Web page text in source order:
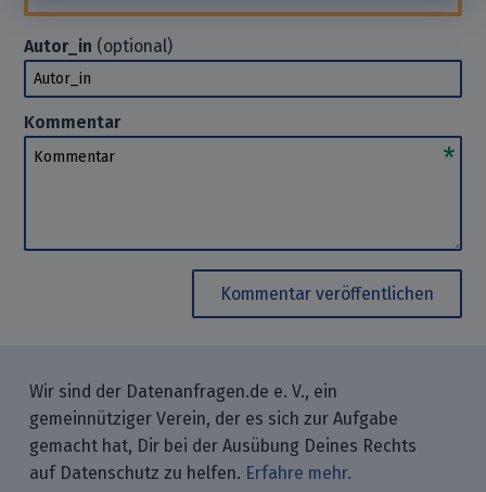
Autor_in (optional)
Autor_in
Kommentar
Kommentar
Kommentar veröffentlichen
Wir sind der Datenanfragen.de e. V., ein
gemeinnütziger Verein, der es sich zur Aufgabe
gemacht hat, Dir bei der Ausübung Deines Rechts
auf Datenschutz zu helfen. Erfahre mehr.